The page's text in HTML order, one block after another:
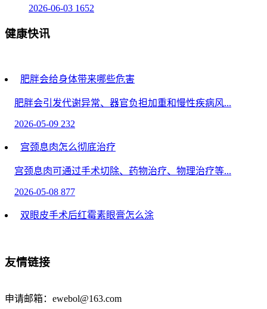
2026-06-03 1652
健康快讯
肥胖会给身体带来哪些危害
肥胖会引发代谢异常、器官负担加重和慢性疾病风...
2026-05-09 232
宫颈息肉怎么彻底治疗
宫颈息肉可通过手术切除、药物治疗、物理治疗等...
2026-05-08 877
双眼皮手术后红霉素眼膏怎么涂
2026-05-04
葡萄糖是运动时肌肉和大脑的主要能量来源，其作用...
友情链接
申请邮箱：ewebol@163.com